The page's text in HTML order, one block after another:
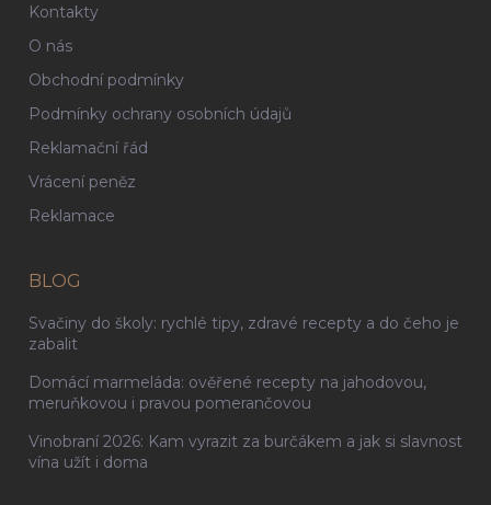
Kontakty
O nás
Obchodní podmínky
Podmínky ochrany osobních údajů
Reklamační řád
Vrácení peněz
Reklamace
BLOG
Svačiny do školy: rychlé tipy, zdravé recepty a do čeho je
zabalit
Domácí marmeláda: ověřené recepty na jahodovou,
meruňkovou i pravou pomerančovou
Vinobraní 2026: Kam vyrazit za burčákem a jak si slavnost
vína užít i doma